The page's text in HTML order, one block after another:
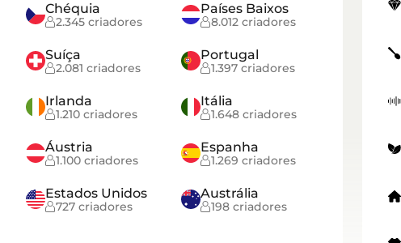
Chéquia
2.345 criadores
Países Baixos
8.012 criadores
Suíça
2.081 criadores
Portugal
1.397 criadores
Irlanda
1.210 criadores
Itália
1.648 criadores
Áustria
1.100 criadores
Espanha
1.269 criadores
Estados Unidos
727 criadores
Austrália
198 criadores